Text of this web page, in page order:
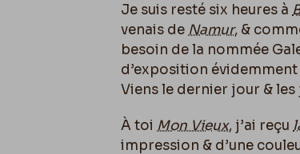
Je suis resté six heures à
venais de Namur, &
besoin de la nommée
d’exposition
Viens le dernier jour &
À toi Mon Vieux, j’ai reçu
impression & d’une